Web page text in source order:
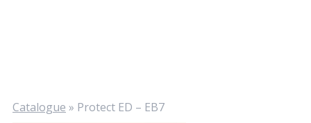
Catalogue » Protect ED – EB7